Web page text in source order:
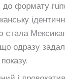
до формату
стала
одразу